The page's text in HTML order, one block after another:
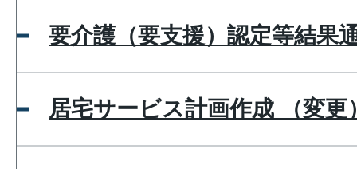
要介護（要支援）認定等結果
居宅サービス計画作成 （変更